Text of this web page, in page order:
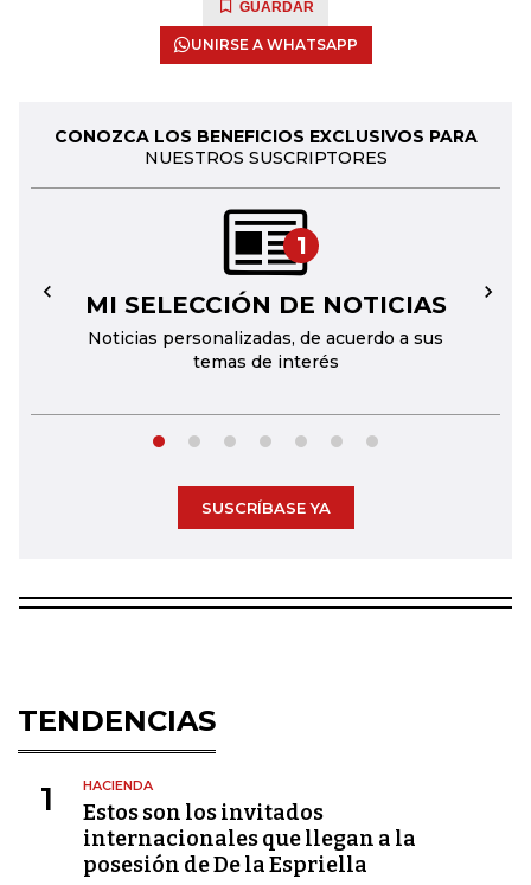
GUARDAR
UNIRSE A WHATSAPP
CONOZCA LOS BENEFICIOS EXCLUSIVOS PARA
NUESTROS SUSCRIPTORES
1
MI SELECCIÓN DE NOTICIAS
Noticias personalizadas, de acuerdo a sus
temas de interés
← →
SUSCRÍBASE YA
TENDENCIAS
1 HACIENDA
Estos son los invitados
internacionales que llegan a la
posesión de De la Espriella